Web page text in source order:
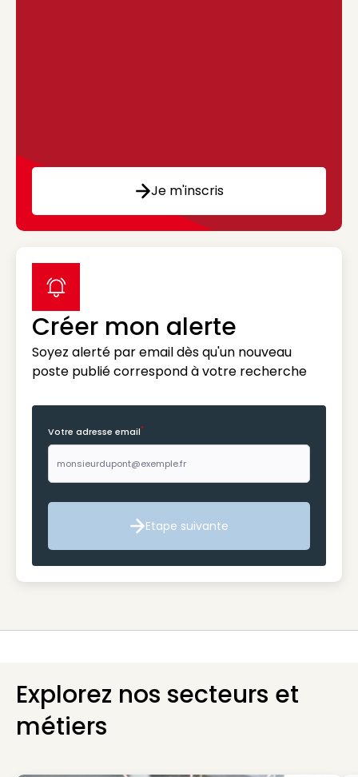
Je m'inscris
Créer mon alerte
Soyez alerté par email dès qu'un nouveau
poste publié correspond à votre recherche
label icon
Votre adresse email*
Etape suivante
Etape suivante
Explorez nos secteurs et
métiers